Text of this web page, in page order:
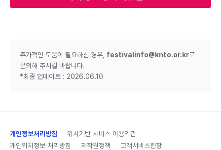
추가적인 도움이 필요하신 경우, festivalinfo@knto.or.kr로
문의해 주시길 바랍니다.
*최종 업데이트 : 2026.06.10
개인정보처리방침
위치기반 서비스 이용약관
개인위치정보 처리방침
저작권정책 고객서비스헌장